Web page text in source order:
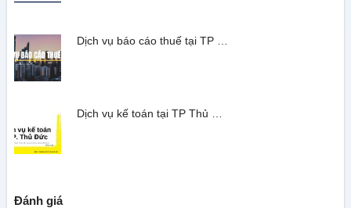
Dịch vụ báo cáo thuế tại TP …
Dịch vụ kế toán tại TP Thủ …
Đánh giá